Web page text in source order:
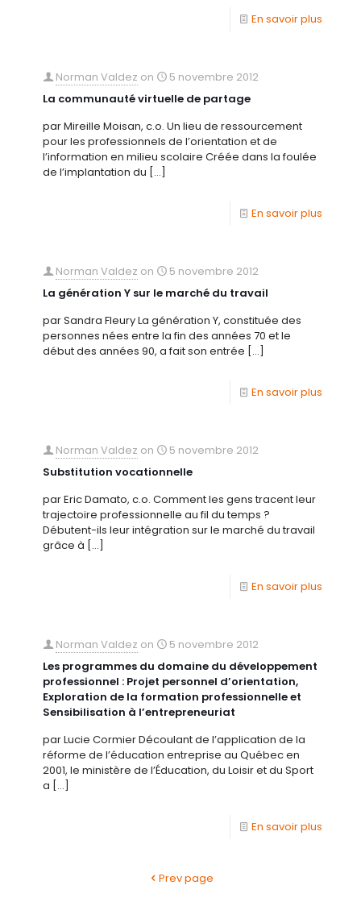
En savoir plus
Norman Valdez on
5 novembre 2012
La communauté virtuelle de partage
par Mireille Moisan, c.o. Un lieu de ressourcement
pour les professionnels de l’orientation et de
l’information en milieu scolaire Créée dans la foulée
de l’implantation du […]
En savoir plus
Norman Valdez on
5 novembre 2012
La génération Y sur le marché du travail
par Sandra Fleury La génération Y, constituée des
personnes nées entre la fin des années 70 et le
début des années 90, a fait son entrée […]
En savoir plus
Norman Valdez on
5 novembre 2012
Substitution vocationnelle
par Eric Damato, c.o. Comment les gens tracent leur
trajectoire professionnelle au fil du temps ?
Débutent-ils leur intégration sur le marché du travail
grâce à […]
En savoir plus
Norman Valdez on
5 novembre 2012
Les programmes du domaine du développement
professionnel : Projet personnel d’orientation,
Exploration de la formation professionnelle et
Sensibilisation à l’entrepreneuriat
par Lucie Cormier Découlant de l’application de la
réforme de l’éducation entreprise au Québec en
2001, le ministère de l’Éducation, du Loisir et du Sport
a […]
En savoir plus
Prev page